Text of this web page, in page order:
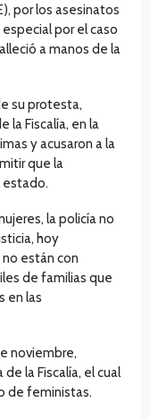
por los asesinatos
por el caso
a manos de la
su protesta,
la Fiscalía, en la
y acusaron a la
que la
estado.
la policía no
hoy
están con
de familias que
en las
noviembre,
la Fiscalía, el cual
de feministas.